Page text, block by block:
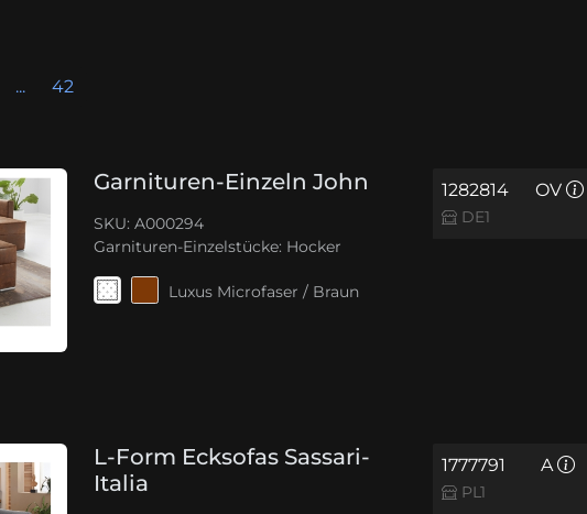
... 42
Garnituren-Einzeln John
SKU: A000294
Garnituren-Einzelstücke: Hocker
Luxus Microfaser / Braun
1282814
DE1
OV
L-Form Ecksofas Sassari-
Italia
1777791
PL1
A